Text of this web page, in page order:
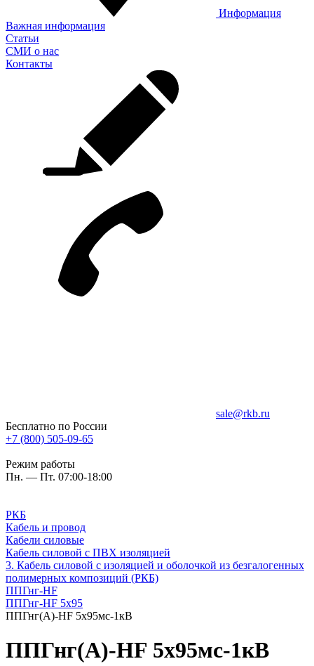
Информация
Важная информация
Статьи
СМИ о нас
Контакты
sale@rkb.ru
Бесплатно по России
+7 (800) 505-09-65
Режим работы
Пн. — Пт. 07:00-18:00
РКБ
Кабель и провод
Кабели силовые
Кабель силовой с ПВХ изоляцией
3. Кабель силовой с изоляцией и оболочкой из безгалогенных
полимерных композиций (РКБ)
ППГнг-HF
ППГнг-HF 5х95
ППГнг(А)-HF 5х95мс-1кВ
ППГнг(А)-HF 5х95мс-1кВ